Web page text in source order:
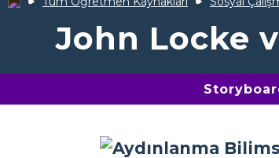
John Locke